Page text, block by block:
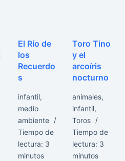
El Río de
los
Recuerdo
s
infantil,
medio
ambiente
Tiempo de
lectura: 3
minutos
Toro Tino
y el
arcoíris
nocturno
animales,
infantil,
Toros
Tiempo de
lectura: 3
minutos